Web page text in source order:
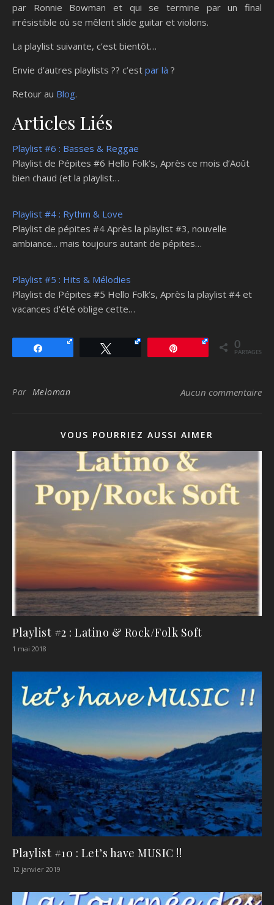
par Ronnie Bowman et qui se termine par un final
irrésistible où se mêlent slide guitar et violons.
La playlist suivante, c’est bientôt…
Envie d’autres playlists ?? c’est par là ?
Retour au Blog.
Articles Liés
Playlist #6 : Basses & Reggae
Playlist de Pépites #6 Hello Folk’s, Après ce mois d’Août
bien chaud (et la playlist…
Playlist #4 : Rythm & Love
Playlist de pépites #4 Après la playlist #3, nouvelle
ambiance... mais toujours autant de pépites…
Playlist #5 : Hits & Mélodies
Playlist de Pépites #5 Hello Folk’s, Après la playlist #4 et
vacances d'été oblige cette…
0
PARTAGES
Par Meloman Aucun commentaire
VOUS POURRIEZ AUSSI AIMER
Playlist #2 : Latino & Rock/Folk Soft
1 mai 2018
Playlist #10 : Let’s have MUSIC !!
12 janvier 2019